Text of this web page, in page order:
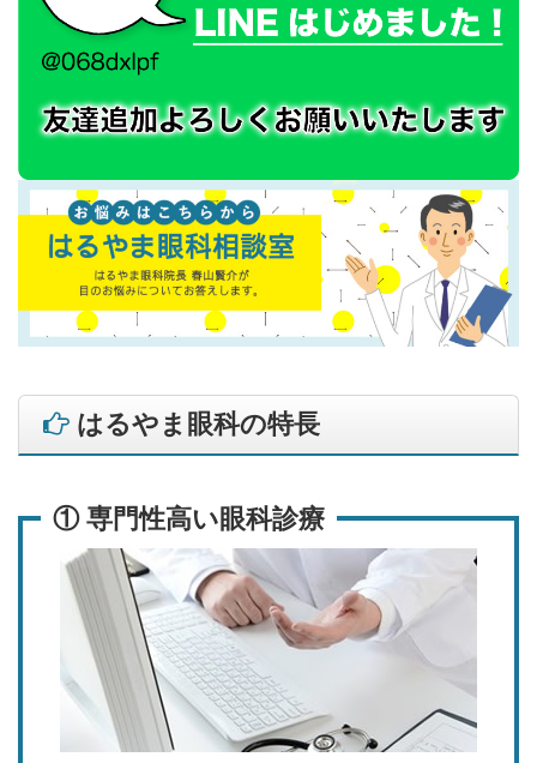
院長コラム 『積極的な気持ちでいってみよう』2026.1.5
はるやま眼科の特長
① 専門性高い眼科診療